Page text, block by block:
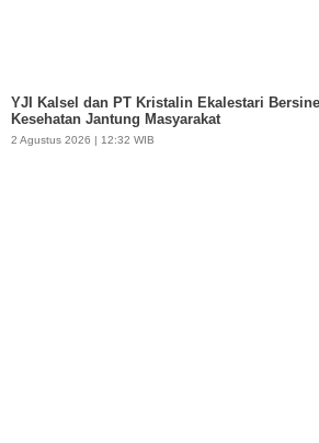
YJI Kalsel dan PT Kristalin Ekalestari
Kesehatan Jantung Masyarakat
2 Agustus 2026 | 12:32 WIB